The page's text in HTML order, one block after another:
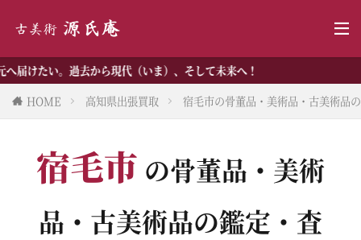
ら現代（いま）、そして未来へ！
HOME
高知県出張買取 宿毛市の骨董品・美術品・古美術品
宿毛市 の骨董品・美術
品・古美術品の鑑定・査